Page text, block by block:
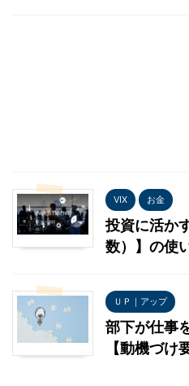
VIX お金
投資に活か
数）】の使
ＵＰ｜アップ
部下が仕事
【動機づけ